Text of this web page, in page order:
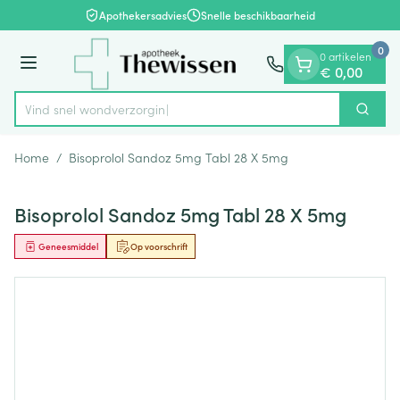
Ga naar de inhoudApothekersadvies Snelle beschikbaarheid
Menu
Product, merk, categorie...
Vind snel wondv Zoek
0 artikelen
€ 0,00
0
Home / Bisoprolol Sandoz 5mg Tabl 28 X 5mg
Bisoprolol Sandoz 5mg Tabl 28 X 5mg
Op voorschrift
Geneesmiddel